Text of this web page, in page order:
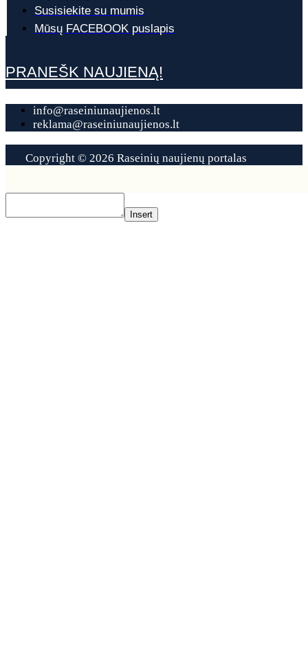
Susisiekite su mumis
Mūsų FACEBOOK puslapis
PRANEŠK NAUJIENĄ!
info@raseiniunaujienos.lt
reklama@raseiniunaujienos.lt
Copyright © 2026 Raseinių naujienų portalas
Contact
Insert